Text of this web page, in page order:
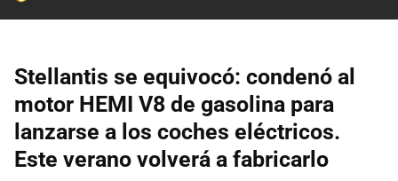
Stellantis se equivocó: condenó al
motor HEMI V8 de gasolina para
lanzarse a los coches eléctricos.
Este verano volverá a fabricarlo